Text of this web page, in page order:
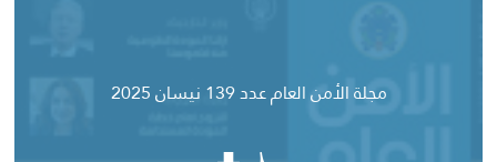
مجلة الأمن العام عدد 139 نيسان 2025